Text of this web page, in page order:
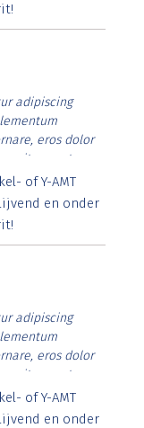
adipiscing
eros dolor
vitae erat.
rutrum lorem
posuere.
of Y-AMT
en onder
adipiscing
eros dolor
vitae erat.
rutrum lorem
posuere.
of Y-AMT
en onder